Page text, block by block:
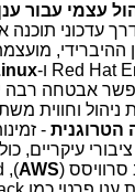
עצמי עבור
עדכוני תוכנה
ההיברידי,
Red Hat ו-
אבטחה רבה
ניהול וחווית
-
עיקריים,
סרוויסס (AWS
),